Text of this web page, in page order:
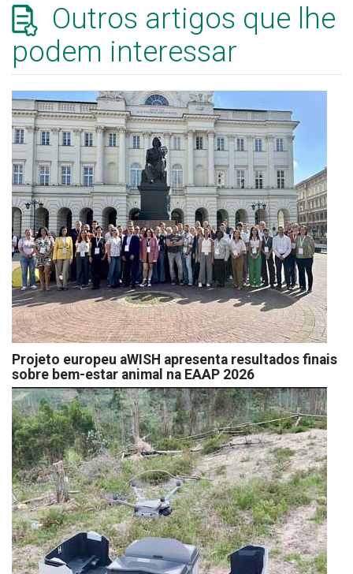
Outros artigos que lhe
podem interessar
Projeto europeu aWISH apresenta resultados finais
sobre bem-estar animal na EAAP 2026